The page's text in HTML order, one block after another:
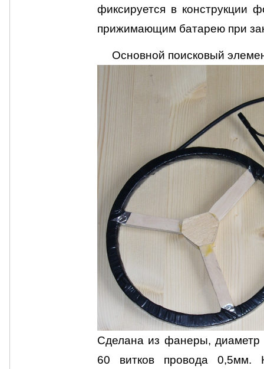
фиксируется в конструкции
прижимающим батарею при
Основной поисковый
Сделана из фанеры, диаметр
60 витков провода 0,5мм.